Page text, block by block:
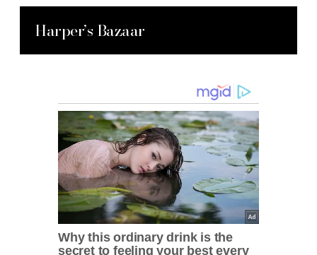
Harper’s Bazaar